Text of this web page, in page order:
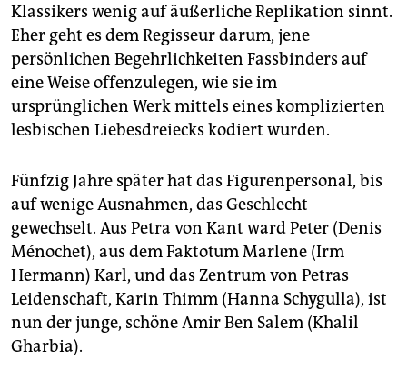
Klassikers wenig auf äußerliche Replikation sinnt.
Eher geht es dem Regisseur darum, jene
persönlichen Begehrlichkeiten Fassbinders auf
eine Weise offenzulegen, wie sie im
ursprünglichen Werk mittels eines komplizierten
lesbischen Liebesdreiecks kodiert wurden.
Fünfzig Jahre später hat das Figurenpersonal, bis
auf wenige Ausnahmen, das Geschlecht
gewechselt. Aus Petra von Kant ward Peter (Denis
Ménochet), aus dem Faktotum Marlene (Irm
Hermann) Karl, und das Zentrum von Petras
Leidenschaft, Karin Thimm (Hanna Schygulla), ist
nun der junge, schöne Amir Ben Salem (Khalil
Gharbia).